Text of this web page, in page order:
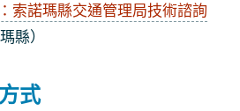
索諾瑪縣交通管理局技術諮詢
縣）
式